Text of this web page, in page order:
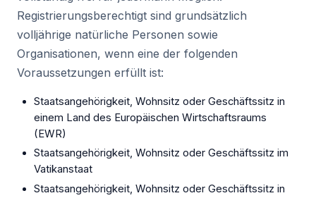
Registrierungsberechtigt sind grundsätzlich
volljährige natürliche Personen sowie
Organisationen, wenn eine der folgenden
Voraussetzungen erfüllt ist:
Staatsangehörigkeit, Wohnsitz oder Geschäftssitz in
einem Land des Europäischen Wirtschaftsraums
(EWR)
Staatsangehörigkeit, Wohnsitz oder Geschäftssitz im
Vatikanstaat
Staatsangehörigkeit, Wohnsitz oder Geschäftssitz in